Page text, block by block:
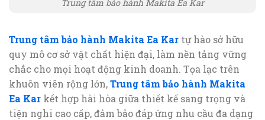
Trung tâm bảo hành Makita Ea Kar
Trung tâm bảo hành Makita Ea Kar tự hào sở hữu
quy mô cơ sở vật chất hiện đại, làm nền tảng vững
chắc cho mọi hoạt động kinh doanh. Tọa lạc trên
khuôn viên rộng lớn,Trung tâm bảo hành Makita
Ea Kar kết hợp hài hòa giữa thiết kế sang trọng và
tiện nghi cao cấp, đảm bảo đáp ứng nhu cầu đa dạng